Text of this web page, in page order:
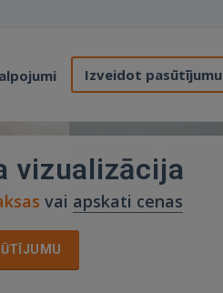
Izveidot pasūtījumu
vizualizācija
vai apskati cenas